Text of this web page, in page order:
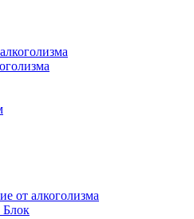
от алкоголизма
Блок